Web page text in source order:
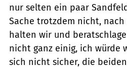
nur selten ein paar
Sache trotzdem nicht,
halten wir und
nicht ganz einig, ich würde
sich nicht sicher, die